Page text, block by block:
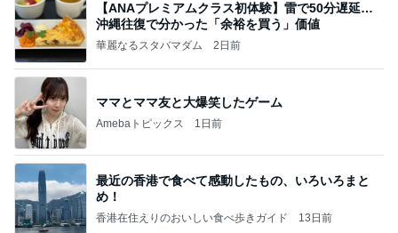
【ANAプレミアムクラス初体験】雷で50分遅延…
沖縄往復で分かった「余裕を買う」価値
華麗なるスタバマダム 2日前
ママとママ友と大爆笑したゲーム
Amebaトピックス 1日前
最近の香港で食べて感動したもの、いろいろまと
め！
香港在住えりのおいしい食べ歩きガイド 13日前